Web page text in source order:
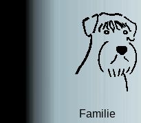
Familie